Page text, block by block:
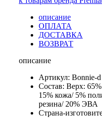
описание
ОПЛАТА
ДОСТАВКА
ВОЗВРАТ
описание
Артикул: Bonnie-d
Состав: Верх:
15% кожа/ 5%
резина/ 20% ЭВА
Страна-